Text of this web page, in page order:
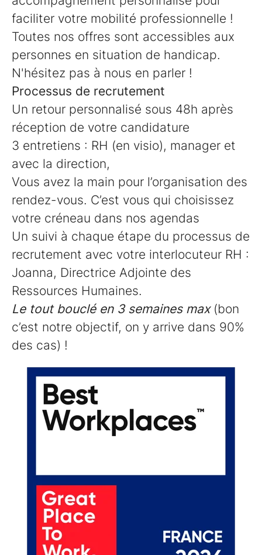
faciliter votre mobilité professionnelle !
Toutes nos offres sont accessibles aux
personnes en situation de handicap.
N'hésitez pas à nous en parler !
Processus de recrutement
Un retour personnalisé sous 48h après
réception de votre candidature
3 entretiens : RH (en visio), manager et
avec la direction,
Vous avez la main pour l’organisation des
rendez-vous. C’est vous qui choisissez
votre créneau dans nos agendas
Un suivi à chaque étape du processus de
recrutement avec votre interlocuteur RH :
Joanna, Directrice Adjointe des
Ressources Humaines.
Le tout bouclé en 3 semaines max(bon
c’est notre objectif, on y arrive dans 90%
des cas) !